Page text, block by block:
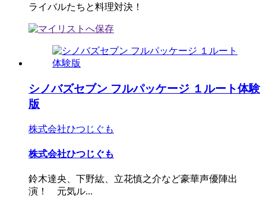
ライバルたちと料理対決！
シノバズセブン フルパッケージ １ルート体験
版
株式会社ひつじぐも
株式会社ひつじぐも
鈴木達央、下野紘、立花慎之介など豪華声優陣出
演！ 元気ル...